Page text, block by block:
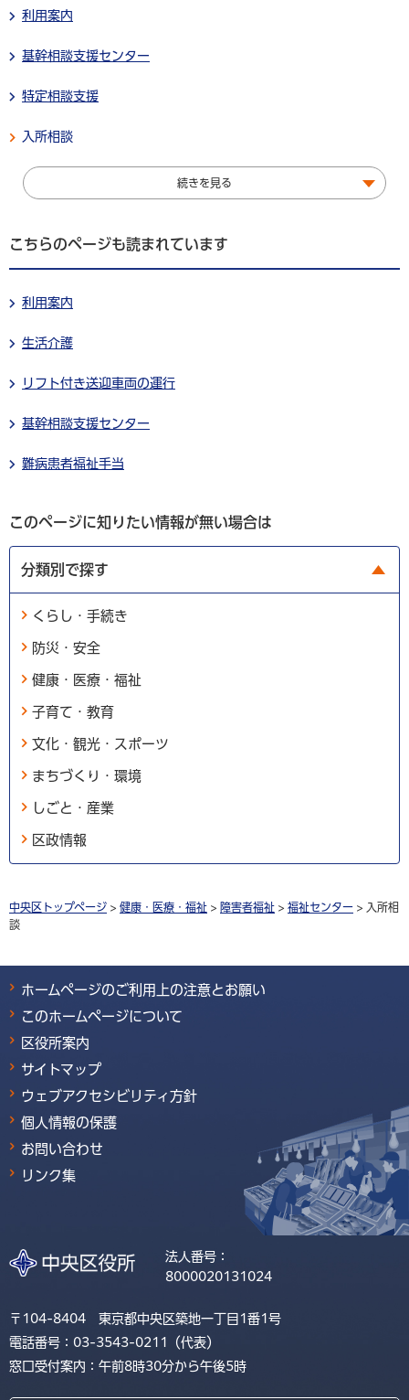
利用案内
基幹相談支援センター
特定相談支援
入所相談
続きを見る
こちらのページも読まれています
利用案内
生活介護
リフト付き送迎車両の運行
基幹相談支援センター
難病患者福祉手当
このページに知りたい情報が無い場合は
分類別で探す
くらし・手続き
防災・安全
健康・医療・福祉
子育て・教育
文化・観光・スポーツ
まちづくり・環境
しごと・産業
区政情報
中央区トップページ > 健康・医療・福祉 > 障害者福祉 > 福祉センター > 入所相
談
ホームページのご利用上の注意とお願い
このホームページについて
区役所案内
サイトマップ
ウェブアクセシビリティ方針
個人情報の保護
お問い合わせ
リンク集
法人番号：
8000020131024
〒104-8404 東京都中央区築地一丁目1番1号
電話番号：03-3543-0211（代表）
窓口受付案内：午前8時30分から午後5時